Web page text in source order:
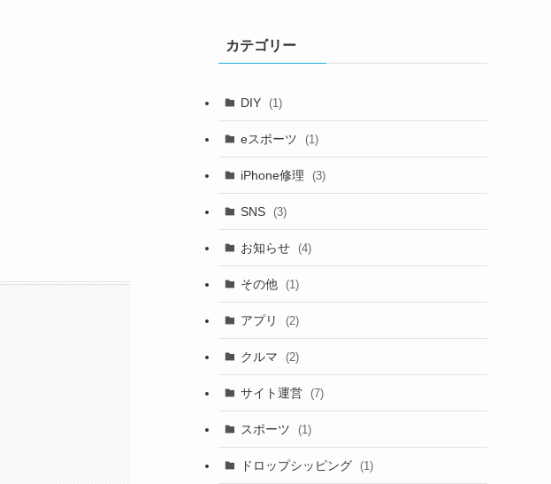
ブカテゴリー
DIY (1)
eスポーツ (1)
iPhone修理 (3)
SNS (3)
お知らせ (4)
その他 (1)
アプリ (2)
クルマ (2)
サイト運営 (7)
スポーツ (1)
ドロップシッピング (1)